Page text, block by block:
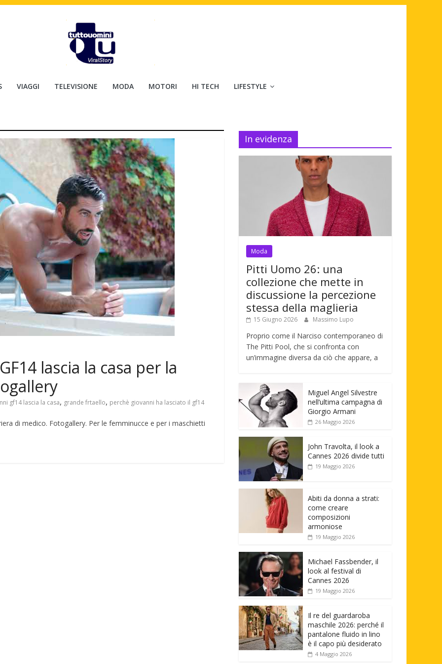
VIAGGI TELEVISIONE MODA MOTORI HI TECH LIFESTYLE
lascia la casa per la
gf14 lascia la casa, grande frtaello, perchè giovanni ha lasciato il gf14
di medico. Fotogallery. Per le femminucce e per i maschietti
In evidenza
Moda
Pitti Uomo 26: una
collezione che mette in
discussione la percezione
stessa della maglieria
15 Giugno 2026 Massimo Lupo
Proprio come il Narciso contemporaneo di
The Pitti Pool, che si confronta con
un’immagine diversa da ciò che appare, a
Miguel Angel Silvestre
nell’ultima campagna di
Giorgio Armani
26 Maggio 2026
John Travolta, il look a
Cannes 2026 divide tutti
19 Maggio 2026
Abiti da donna a strati:
come creare
composizioni
armoniose
19 Maggio 2026
Michael Fassbender, il
look al festival di
Cannes 2026
19 Maggio 2026
Il re del guardaroba
maschile 2026: perché il
pantalone fluido in lino
è il capo più desiderato
4 Maggio 2026